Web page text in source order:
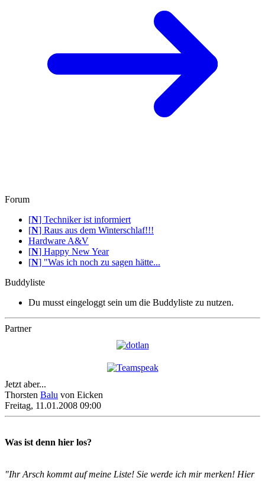
Forum
[N] Techniker ist informiert
[N] Raus aus dem Winterschlaf!!!
Hardware A&V
[N] Happy New Year
[N] "Was ich noch zu sagen hätte...
Buddyliste
Du musst eingeloggt sein um die Buddyliste zu nutzen.
Partner
Jetzt aber...
Thorsten Balu von Eicken
Freitag, 11.01.2008 09:00
Was ist denn hier los?
"Ihr Arsch kommt auf meine Liste! Sie werde ich mir merken! Hier